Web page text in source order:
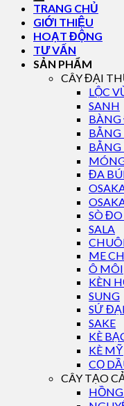
TRANG CHỦ
GIỚI THIỆU
HOẠT ĐỘNG
TƯ VẤN
SẢN PHẨM
CÂY ĐẠI
LỘC
SANH
BÀNG
BẰNG
BẰNG
ĐA
SÒ
SALA
ME
Ô MÔI
KÈN
SUNG
SỨ ĐẠI
SAKE
KÈ
KÈ MỸ
CỌ
CÂY TẠO
HỒNG